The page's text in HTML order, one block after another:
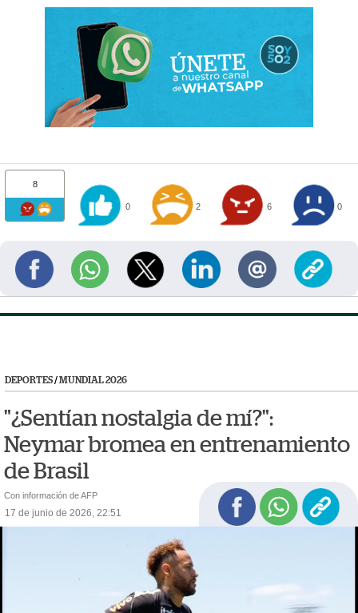
8
0 2 6 0
DEPORTES/ MUNDIAL 2026
"¿Sentían nostalgia de mí?":
Neymar bromea en entrenamiento
de Brasil
Con información de AFP
17 de junio de 2026, 22:51